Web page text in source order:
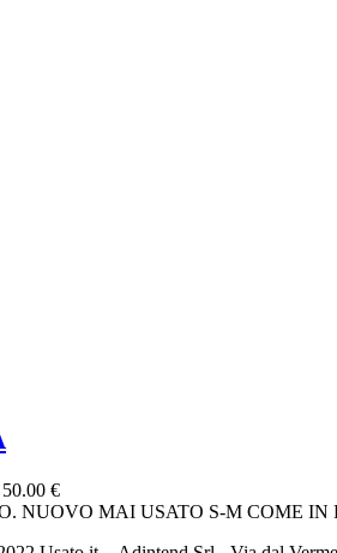
50.00 €
NUOVO MAI USATO S-M COME